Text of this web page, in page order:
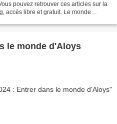
accès libre et gratuit. Le monde
le monde d'Aloys